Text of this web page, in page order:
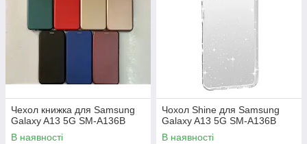
Чехол книжка для Samsung
Galaxy A13 5G SM-A136B
В наявності
Чохол Shine для Samsung
Galaxy A13 5G SM-A136B
В наявності